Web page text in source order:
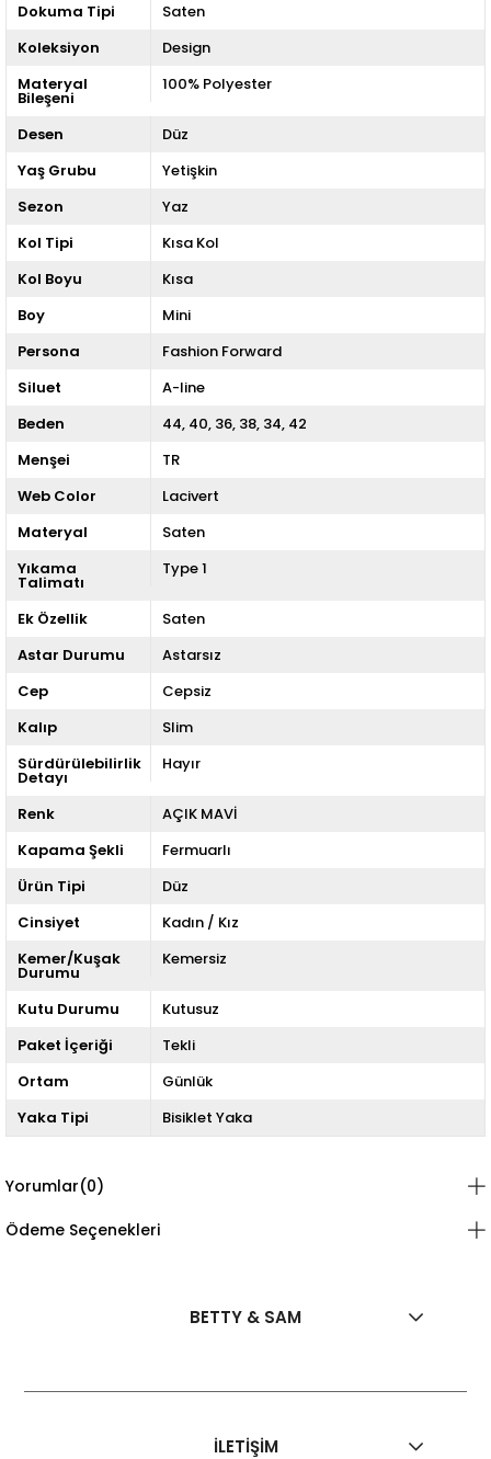
Dokuma Tipi
Saten
Koleksiyon
Design
Materyal
Bileşeni
100% Polyester
Desen
Düz
Yaş Grubu
Yetişkin
Sezon
Yaz
Kol Tipi
Kısa Kol
Kol Boyu
Kısa
Boy
Mini
Persona
Fashion Forward
Siluet
A-line
Beden
44 40 36 38 34 42
Menşei
TR
Web Color
Lacivert
Materyal
Saten
Yıkama
Talimatı
Type 1
Ek Özellik
Saten
Astar Durumu
Astarsız
Cep
Cepsiz
Kalıp
Slim
Sürdürülebilirlik
Detayı
Hayır
Renk
AÇIK MAVİ
Kapama Şekli
Fermuarlı
Ürün Tipi
Düz
Cinsiyet
Kadın / Kız
Kemer/Kuşak
Durumu
Kemersiz
Kutu Durumu
Kutusuz
Paket İçeriği
Tekli
Ortam
Günlük
Yaka Tipi
Bisiklet Yaka
Yorumlar(0)
Ödeme Seçenekleri
BETTY & SAM
İLETİŞİM